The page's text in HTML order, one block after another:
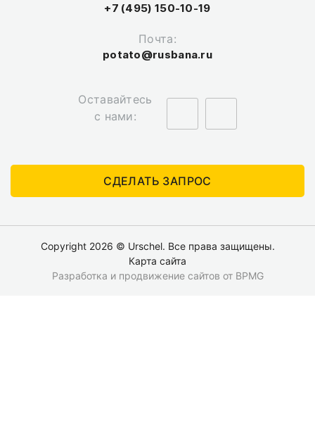
+7 (495) 150-10-19
Почта:
potato@rusbana.ru
Оставайтесь
с нами:
СДЕЛАТЬ ЗАПРОС
Copyright 2026 © Urschel. Все права защищены.
Карта сайта
Разработка и продвижение сайтов от BPMG